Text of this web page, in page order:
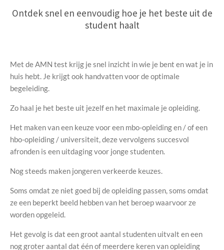
Ontdek snel en eenvoudig hoe je het beste uit de
student haalt
Met de AMN test krijg je snel inzicht in wie je bent en wat je in
huis hebt. Je krijgt ook handvatten voor de optimale
begeleiding.
Zo haal je het beste uit jezelf en het maximale je opleiding.
Het maken van een keuze voor een mbo-opleiding en / of een
hbo-opleiding / universiteit, deze vervolgens succesvol
afronden is een uitdaging voor jonge studenten.
Nog steeds maken jongeren verkeerde keuzes.
Soms omdat ze niet goed bij de opleiding passen, soms omdat
ze een beperkt beeld hebben van het beroep waarvoor ze
worden opgeleid.
Het gevolg is dat een groot aantal studenten uitvalt en een
nog groter aantal dat één of meerdere keren van opleiding